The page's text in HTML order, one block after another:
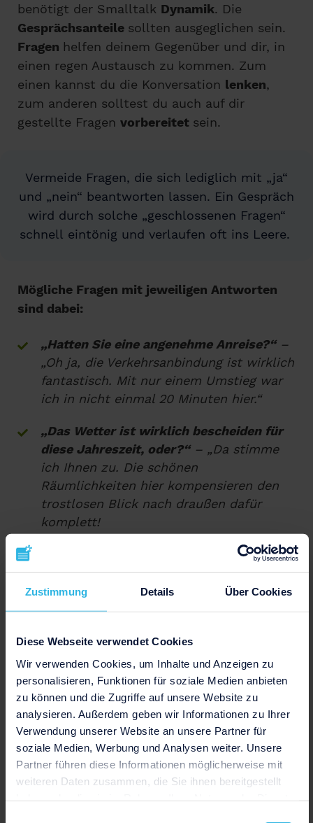
Zustimmung Details Über Cookies
Diese Webseite verwendet Cookies
Wir verwenden Cookies, um Inhalte und Anzeigen zu
personalisieren, Funktionen für soziale Medien anbieten
zu können und die Zugriffe auf unsere Website zu
analysieren. Außerdem geben wir Informationen zu Ihrer
Verwendung unserer Website an unsere Partner für
soziale Medien, Werbung und Analysen weiter. Unsere
Partner führen diese Informationen möglicherweise mit
weiteren Daten zusammen, die Sie ihnen bereitgestellt
benötigt der Smalltalk Dynamik. Die
Gesprächsanteile sollten ausgeglichen sein.
Fragen helfen deinem Gegenüber und dir, in
einen regen Austausch zu kommen. Zum
einen kannst du die Konversation lenken,
zum anderen solltest du auch auf dir
gestellte Fragen vorbereitet sein.
Vermeide Fragen, die sich lediglich mit „ja“
und „nein“ beantworten lassen. Ein Gespräch
wird durch solche „geschlossenen Fragen“
schnell eintönig und verlaufen oft ins Leere.
Mögliche Fragen mit jeweiligen Antworten
sind dabei:
„Hatten Sie eine angenehme Anreise?“–
„Oh ja, die Verkehrsanbindung ist wirklich
fantastisch. Mit nur einem Umstieg war
ich in nicht einmal 20 Minuten hier.“
„Das Wetter ist wirklich bescheiden für
diese Jahreszeit, oder?“– „Da stimme
ich Ihnen zu. Die schönen
Räumlichkeiten hier kompensieren den
trostlosen Blick nach draußen dafür
komplett!
„Was haben Sie für das Wochenende
geplant?“– „Ich werde mich nach einem
Familientreffen einem neuen Buch des
Autors XY widmen.“
Wenn du das Gespräch beginnst, eignen sich
folgende Themen:
„Ich habe die XY Messe besucht und
gesehen, dass Ihre Firma auch vertreten
war. Kommen Sie schon länger zu
dieser?“
„Ich habe gelesen, dass neben diesem
Standort auch andere Örtlichkeiten zur